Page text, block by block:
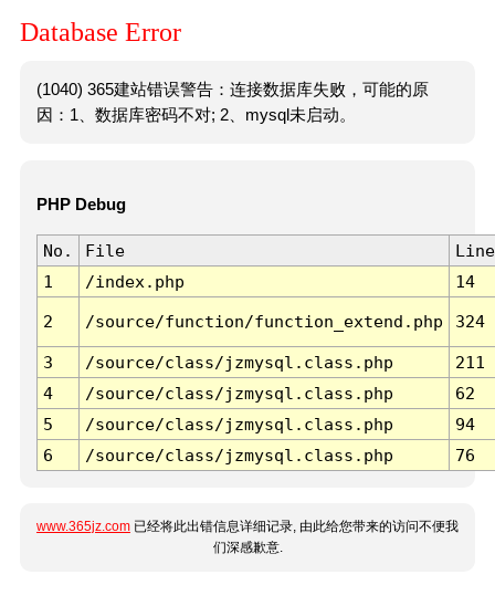
Database Error
(1040) 365建站错误警告：连接数据库失败，可能的原
因：1、数据库密码不对; 2、mysql未启动。
PHP Debug
No. File
Line
1
/index.php 14
2 /source/function/function_extend.php 324
3 /source/class/jzmysql.class.php
211
4
/source/class/jzmysql.class.php
62
5
/source/class/jzmysql.class.php
94
6
/source/class/jzmysql.class.php 76
www.365jz.com 已经将此出错信息详细记录, 由此给您带来的访问不便我
们深感歉意.